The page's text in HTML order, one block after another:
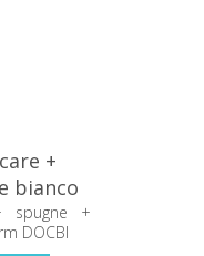
+
bianco
spugne +
DOCBI